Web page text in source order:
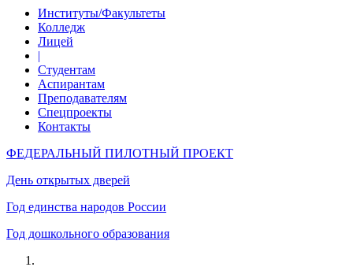
Институты/Факультеты
Колледж
Лицей
|
Студентам
Аспирантам
Преподавателям
Спецпроекты
Контакты
ФЕДЕРАЛЬНЫЙ ПИЛОТНЫЙ ПРОЕКТ
День открытых дверей
Год единства народов России
Год дошкольного образования